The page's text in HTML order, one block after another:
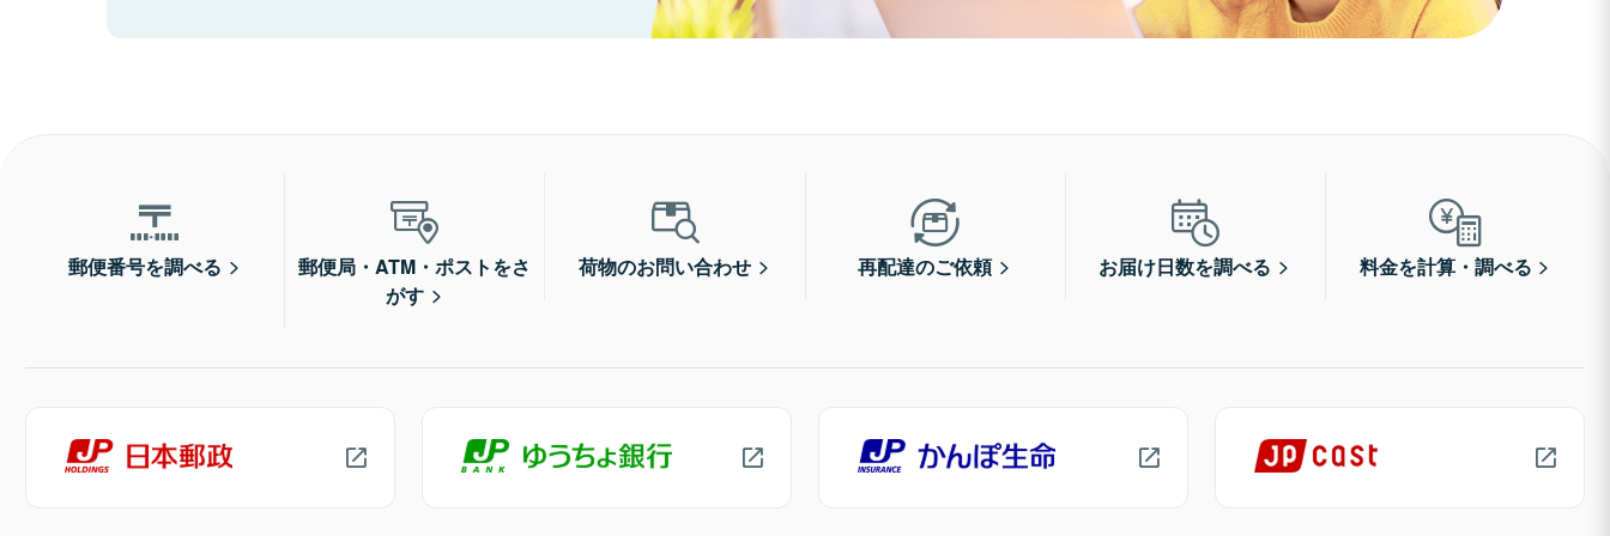
郵便番号を調べる
郵便局・ATM・ポストをさ
がす
荷物のお問い合わせ 再配達のご依頼 お届け日数を調べる 料金を計算・調べる